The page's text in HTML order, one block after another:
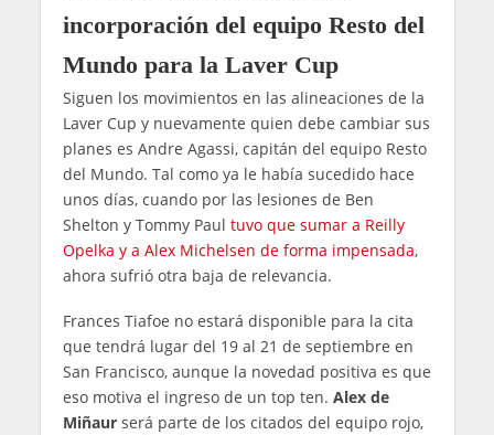
incorporación del equipo Resto del
Mundo para la Laver Cup
Siguen los movimientos en las alineaciones de la
Laver Cup y nuevamente quien debe cambiar sus
planes es Andre Agassi, capitán del equipo Resto
del Mundo. Tal como ya le había sucedido hace
unos días, cuando por las lesiones de Ben
Shelton y Tommy Paul tuvo que sumar a Reilly
Opelka y a Alex Michelsen de forma impensada,
ahora sufrió otra baja de relevancia.
Frances Tiafoe no estará disponible para la cita
que tendrá lugar del 19 al 21 de septiembre en
San Francisco, aunque la novedad positiva es que
eso motiva el ingreso de un top ten. Alex de
Miñaurserá parte de los citados del equipo rojo,